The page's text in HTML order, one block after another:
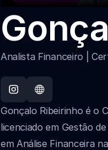
Analista Financeiro |
Gonçalo Ribeirinho é o
licenciado em Gestão
em Análise Financeira